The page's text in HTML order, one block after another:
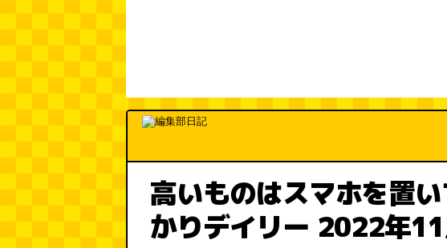
高いものはスマホを置
かりデイリー 2022年